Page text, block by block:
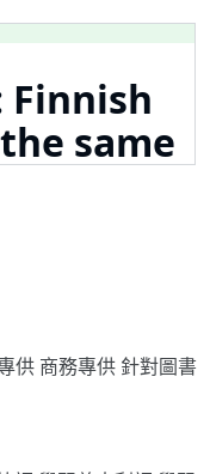
same
供 商務專供 針對圖書